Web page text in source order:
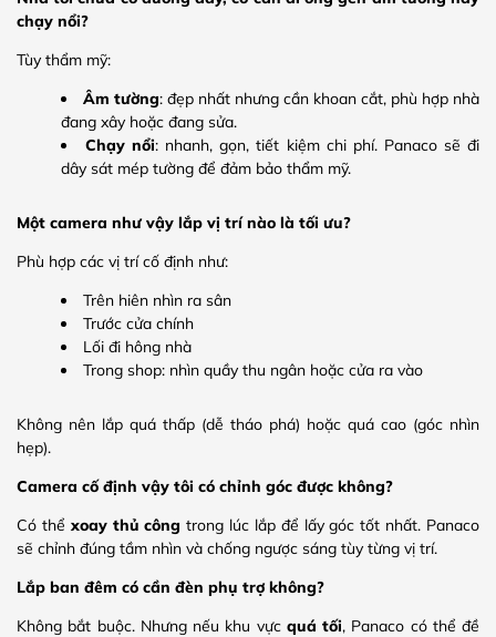
chạy nổi?
Tùy thẩm mỹ:
Âm tường: đẹp nhất nhưng cần khoan cắt, phù hợp nhà
đang xây hoặc đang sửa.
Chạy nổi: nhanh, gọn, tiết kiệm chi phí. Panaco sẽ đi
dây sát mép tường để đảm bảo thẩm mỹ.
Một camera như vậy lắp vị trí nào là tối ưu?
Phù hợp các vị trí cố định như:
Trên hiên nhìn ra sân
Trước cửa chính
Lối đi hông nhà
Trong shop: nhìn quầy thu ngân hoặc cửa ra vào
Không nên lắp quá thấp (dễ tháo phá) hoặc quá cao (góc nhìn
hẹp).
Camera cố định vậy tôi có chỉnh góc được không?
Có thể xoay thủ công trong lúc lắp để lấy góc tốt nhất. Panaco
sẽ chỉnh đúng tầm nhìn và chống ngược sáng tùy từng vị trí.
Lắp ban đêm có cần đèn phụ trợ không?
Không bắt buộc. Nhưng nếu khu vực quá tối, Panaco có thể đề